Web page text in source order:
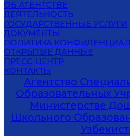
ОБ АГЕНТСТВЕ
ДЕЯТЕЛЬНОСТЬ
ГОСУДАРСТВЕННЫЕ УСЛУГИ
ДОКУМЕНТЫ
ПОЛИТИКА
ОТКРЫТЫЕ ДАННЫЕ
ПРЕСС-ЦЕНТР
КОНТАКТЫ
Агентство
Образовательных
Министерстве
Школьного